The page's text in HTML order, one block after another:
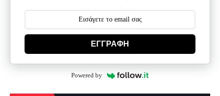
ΕΓΓΡΑΦΗ
Powered by